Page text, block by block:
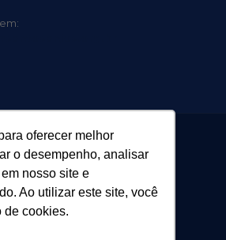
oferecer melhor
o desempenho, analisar
nosso site e
Ao utilizar este site, você
de cookies.